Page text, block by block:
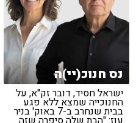
נס חנוכ(יי)ה
ישראל חסיד, דובר זק"א, על
החנוכייה שמצא ללא פגע
בבית שנחרב ב-7 באוק' בניר